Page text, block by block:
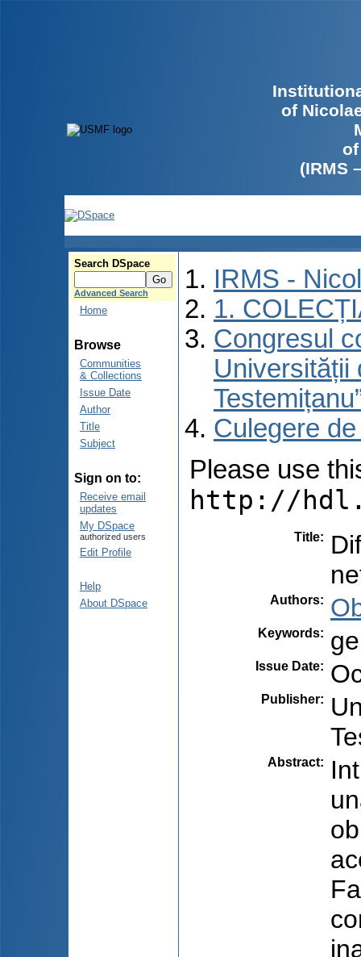
of
(IRMS
Search DSpace
Advanced Search
Home
Browse
Communities
& Collections
Issue Date
Author
Title
Subject
Sign on to:
Receive email
updates
My DSpace
authorized users
Edit Profile
Help
About DSpace
IRMS -
1.
Congresul
Universității
Culegere
Please use
http://
Title:
Authors:
Keywords:
Issue Date:
Publisher:
Abstract: